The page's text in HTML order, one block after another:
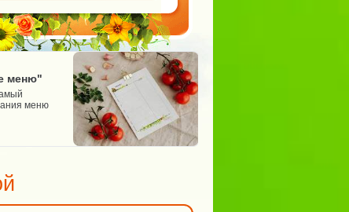
меню"
меню